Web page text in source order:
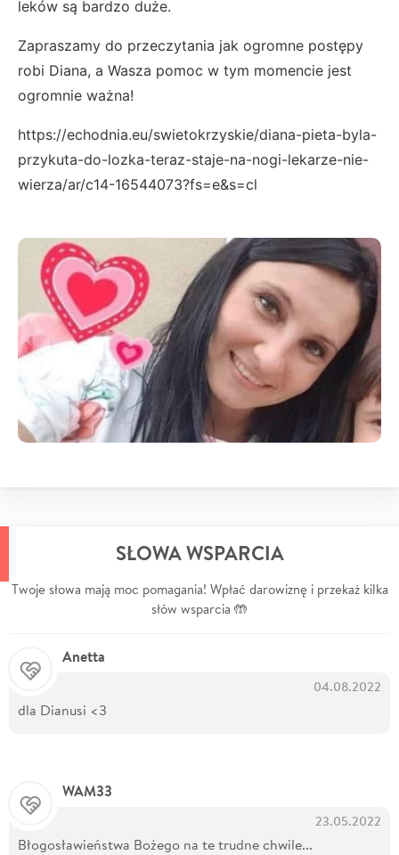
leków są bardzo duże.
Zapraszamy do przeczytania jak ogromne postępy
robi Diana, a Wasza pomoc w tym momencie jest
ogromnie ważna!
https://echodnia.eu/swietokrzyskie/diana-pieta-byla-
przykuta-do-lozka-teraz-staje-na-nogi-lekarze-nie-
wierza/ar/c14-16544073?fs=e&s=cl
SŁOWA WSPARCIA
Twoje słowa mają moc pomagania! Wpłać darowiznę i przekaż kilka
słów wsparcia 🤲
Anetta
04.08.2022
dla Dianusi <3
WAM33
23.05.2022
Błogosławieństwa Bożego na te trudne chwile...